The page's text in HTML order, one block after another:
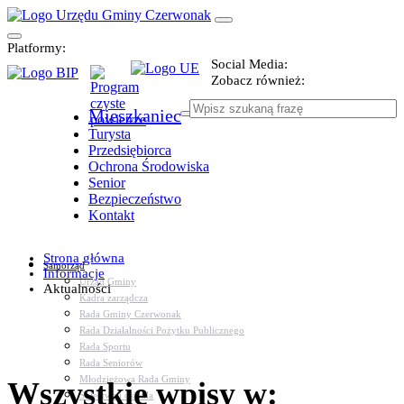
Platformy:
Social Media:
Zobacz również:
Mieszkaniec
Turysta
Przedsiębiorca
Ochrona Środowiska
Senior
Bezpieczeństwo
Kontakt
Samorząd
Urząd Gminy
Kadra zarządcza
Rada Gminy Czerwonak
Rada Działalności Pożytku Publicznego
Rada Sportu
Rada Seniorów
Młodzieżowa Rada Gminy
Sołectwa i osiedla
Strona główna
Informacje
Aktualności
Wszystkie wpisy w: